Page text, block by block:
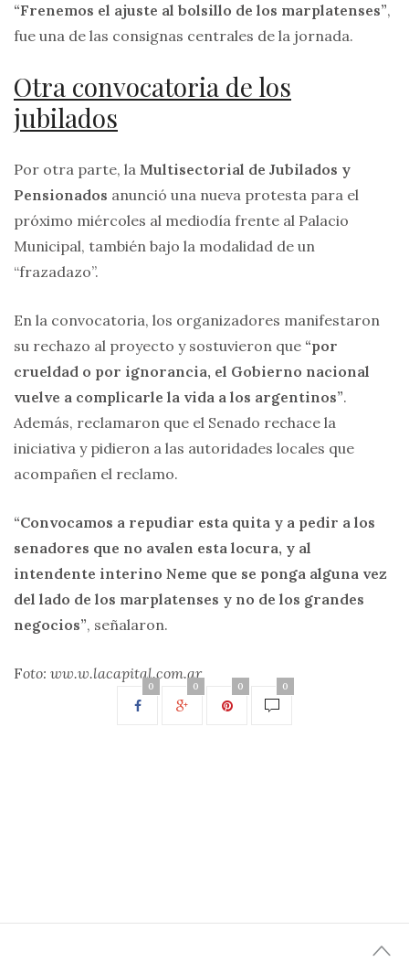
“Frenemos el ajuste al bolsillo de los marplatenses”,
fue una de las consignas centrales de la jornada.
Otra convocatoria de los
jubilados
Por otra parte, la Multisectorial de Jubilados y
Pensionados anunció una nueva protesta para el
próximo miércoles al mediodía frente al Palacio
Municipal, también bajo la modalidad de un
“frazadazo”.
En la convocatoria, los organizadores manifestaron
su rechazo al proyecto y sostuvieron que “por
crueldad o por ignorancia, el Gobierno nacional
vuelve a complicarle la vida a los argentinos”.
Además, reclamaron que el Senado rechace la
iniciativa y pidieron a las autoridades locales que
acompañen el reclamo.
“Convocamos a repudiar esta quita y a pedir a los
senadores que no avalen esta locura, y al
intendente interino Neme que se ponga alguna vez
del lado de los marplatenses y no de los grandes
negocios”, señalaron.
Foto: ww.w.lacapital.com.ar
0 0 0 0